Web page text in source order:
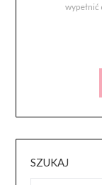
wypełnić
SZUKAJ